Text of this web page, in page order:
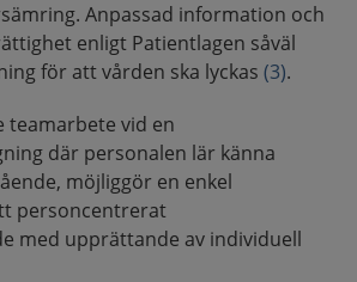
Anpassad information och
enligt Patientlagen såväl
för att vården ska lyckas (3).
teamarbete vid en
där personalen lär känna
möjliggör en enkel
personcentrerat
med upprättande av individuell